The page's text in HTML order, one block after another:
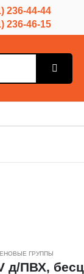
236-44-44
236-46-15
ГРУППЫ
ПВХ,